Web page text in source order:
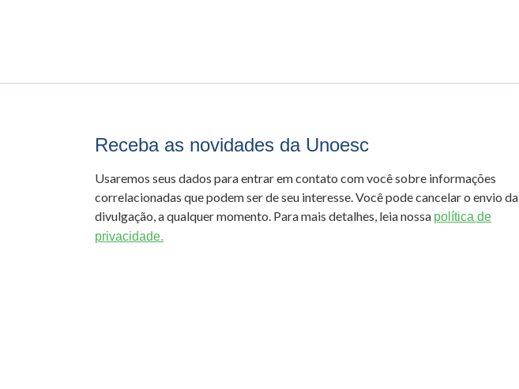
Receba as novidades da Unoesc
Usaremos seus dados para entrar em contato com você sobre informações
correlacionadas que podem ser de seu interesse. Você pode cancelar o envio da
divulgação, a qualquer momento. Para mais detalhes, leia nossa política de
privacidade.